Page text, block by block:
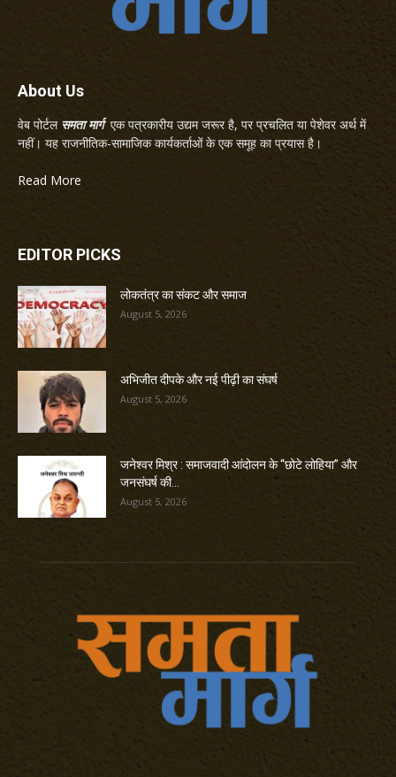
About Us
वेब पोर्टल समता मार्गएक पत्रकारीय उद्यम जरूर है, पर प्रचलित या पेशेवर अर्थ में
नहीं। यह राजनीतिक-सामाजिक कार्यकर्ताओं के एक समूह का प्रयास है।
Read More
EDITOR PICKS
लोकतंत्र का संकट और समाज
August 5, 2026
अभिजीत दीपके और नई पीढ़ी का संघर्ष
August 5, 2026
जनेश्वर मिश्र : समाजवादी आंदोलन के “छोटे लोहिया” और
जनसंघर्ष की...
August 5, 2026